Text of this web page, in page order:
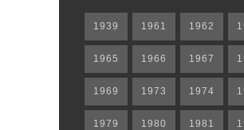
1939 1961 1962
1965 1966 1967
1969 1973 1974
1979 1980 1981